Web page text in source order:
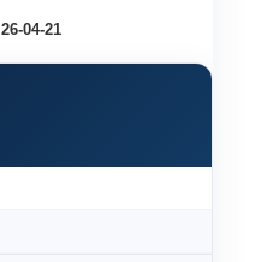
26-04-21